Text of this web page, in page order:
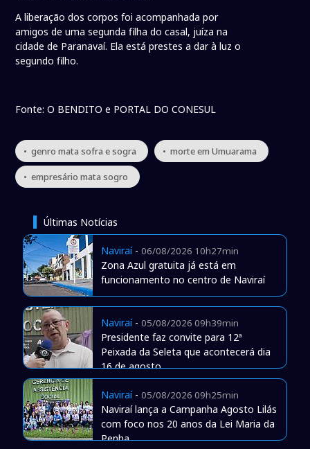
A liberação dos corpos foi acompanhada por
amigos de uma segunda filha do casal, juíza na
cidade de Paranavaí. Ela está prestes a dar à luz o
segundo filho.
Fonte: O BENDITO e PORTAL DO CONESUL
• genro mata sofra e sogra • morte em Umuarama
• empresário mata sogro
Últimas Notícias
Naviraí- 06/08/2026 10h27min
Zona Azul gratuita já está em
funcionamento no centro de Naviraí
Naviraí- 05/08/2026 09h39min
Presidente faz convite para 12ª
Peixada da Seleta que acontecerá dia
16 de agosto
Naviraí- 05/08/2026 09h25min
Naviraí lança a Campanha Agosto Lilás
com foco nos 20 anos da Lei Maria da
Penha